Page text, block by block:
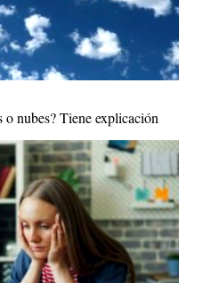
o nubes? Tiene explicación